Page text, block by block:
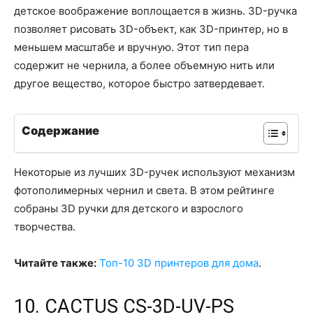
детское воображение воплощается в жизнь. 3D-ручка
позволяет рисовать 3D-объект, как 3D-принтер, но в
меньшем масштабе и вручную. Этот тип пера
содержит не чернила, а более объемную нить или
другое вещество, которое быстро затвердевает.
Содержание
Некоторые из лучших 3D-ручек используют механизм
фотополимерных чернил и света. В этом рейтинге
собраны 3D ручки для детского и взрослого
творчества.
Читайте также: Топ-10 3D принтеров для дома.
10. CACTUS CS-3D-UV-PS